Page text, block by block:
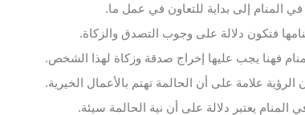
المنام إلى بداية للتعاون في عمل ما.
فتكون دلالة على وجوب التصدق والزكاة.
فهنا يجب عليها إخراج صدقة وزكاة لهذا الشخص.
علامة على أن الحالمة تهتم بالأعمال الخيرية.
يعتبر دلالة على أن نية الحالمة سيئة.